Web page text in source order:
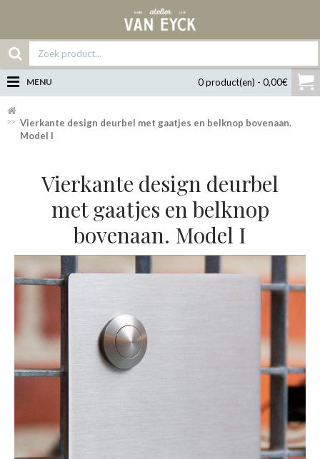
0 product(en) - 0,00€
MENU
Vierkante design deurbel met gaatjes en belknop bovenaan.
Model I
Vierkante design deurbel
met gaatjes en belknop
bovenaan. Model I